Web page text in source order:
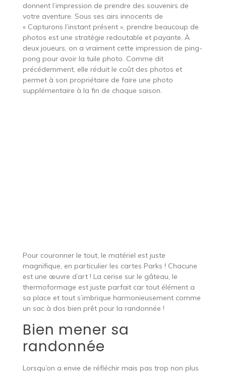
donnent l’impression de prendre des souvenirs de
votre aventure. Sous ses airs innocents de
« Capturons l’instant présent », prendre beaucoup de
photos est une stratégie redoutable et payante. À
deux joueurs, on a vraiment cette impression de ping-
pong pour avoir la tuile photo. Comme dit
précédemment, elle réduit le coût des photos et
permet à son propriétaire de faire une photo
supplémentaire à la fin de chaque saison.
Pour couronner le tout, le matériel est juste
magnifique, en particulier les cartes Parks ! Chacune
est une œuvre d’art ! La cerise sur le gâteau, le
thermoformage est juste parfait car tout élément a
sa place et tout s’imbrique harmonieusement comme
un sac à dos bien prêt pour la randonnée !
Bien mener sa
randonnée
Lorsqu’on a envie de réfléchir mais pas trop non plus